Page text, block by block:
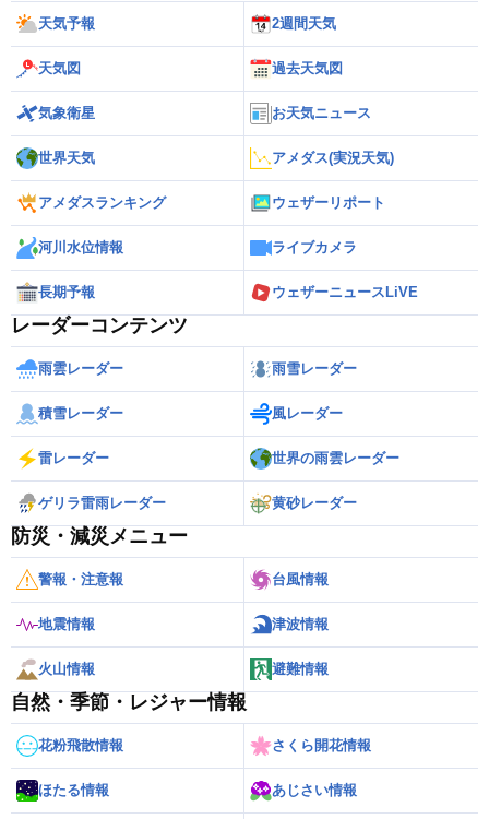
天気予報 2週間天気
天気図 過去天気図
気象衛星 お天気ニュース
世界天気 アメダス(実況天気)
アメダスランキング ウェザーリポート
河川水位情報 ライブカメラ
長期予報 ウェザーニュースLiVE
レーダーコンテンツ
雨雲レーダー 雨雪レーダー
積雪レーダー 風レーダー
雷レーダー 世界の雨雲レーダー
ゲリラ雷雨レーダー 黄砂レーダー
防災・減災メニュー
警報・注意報 台風情報
地震情報 津波情報
火山情報 避難情報
自然・季節・レジャー情報
花粉飛散情報 さくら開花情報
ほたる情報 あじさい情報